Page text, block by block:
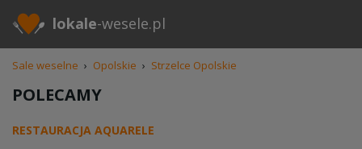
lokale-wesele.pl
Sale weselne › Opolskie › Strzelce Opolskie
POLECAMY
RESTAURACJA AQUARELE